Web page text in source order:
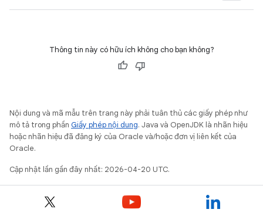
Thông tin này có hữu ích không cho bạn không?
Nội dung và mã mẫu trên trang này phải tuân thủ các giấy phép như
mô tả trong phần Giấy phép nội dung. Java và OpenJDK là nhãn hiệu
hoặc nhãn hiệu đã đăng ký của Oracle và/hoặc đơn vị liên kết của
Oracle.
Cập nhật lần gần đây nhất: 2026-04-20 UTC.